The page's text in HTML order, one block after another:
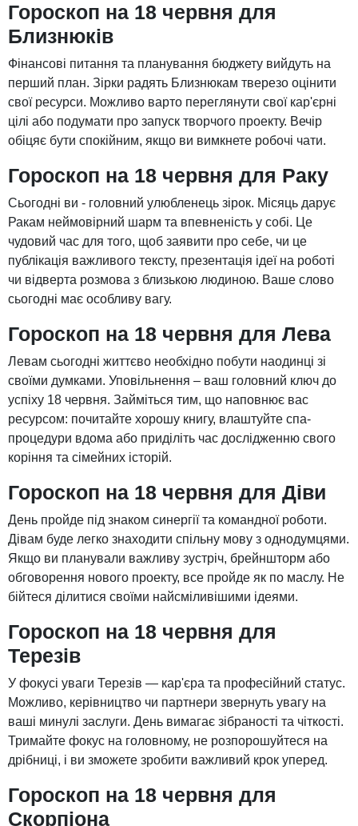
Гороскоп на 18 червня для
Близнюків
Фінансові питання та планування бюджету вийдуть на
перший план. Зірки радять Близнюкам тверезо оцінити
свої ресурси. Можливо варто переглянути свої кар'єрні
цілі або подумати про запуск творчого проекту. Вечір
обіцяє бути спокійним, якщо ви вимкнете робочі чати.
Гороскоп на 18 червня для Раку
Сьогодні ви - головний улюбленець зірок. Місяць дарує
Ракам неймовірний шарм та впевненість у собі. Це
чудовий час для того, щоб заявити про себе, чи це
публікація важливого тексту, презентація ідеї на роботі
чи відверта розмова з близькою людиною. Ваше слово
сьогодні має особливу вагу.
Гороскоп на 18 червня для Лева
Левам сьогодні життєво необхідно побути наодинці зі
своїми думками. Уповільнення – ваш головний ключ до
успіху 18 червня. Займіться тим, що наповнює вас
ресурсом: почитайте хорошу книгу, влаштуйте спа-
процедури вдома або приділіть час дослідженню свого
коріння та сімейних історій.
Гороскоп на 18 червня для Діви
День пройде під знаком синергії та командної роботи.
Дівам буде легко знаходити спільну мову з однодумцями.
Якщо ви планували важливу зустріч, брейншторм або
обговорення нового проекту, все пройде як по маслу. Не
бійтеся ділитися своїми найсміливішими ідеями.
Гороскоп на 18 червня для
Терезів
У фокусі уваги Терезів — кар'єра та професійний статус.
Можливо, керівництво чи партнери звернуть увагу на
ваші минулі заслуги. День вимагає зібраності та чіткості.
Тримайте фокус на головному, не розпорошуйтеся на
дрібниці, і ви зможете зробити важливий крок уперед.
Гороскоп на 18 червня для
Скорпіона